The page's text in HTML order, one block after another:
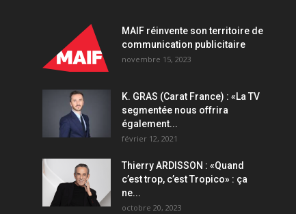
MAIF réinvente son territoire de
communication publicitaire
novembre 15, 2023
K. GRAS (Carat France) : «La TV
segmentée nous offrira
également...
février 12, 2021
Thierry ARDISSON : «Quand
c’est trop, c’est Tropico» : ça
ne...
octobre 20, 2023